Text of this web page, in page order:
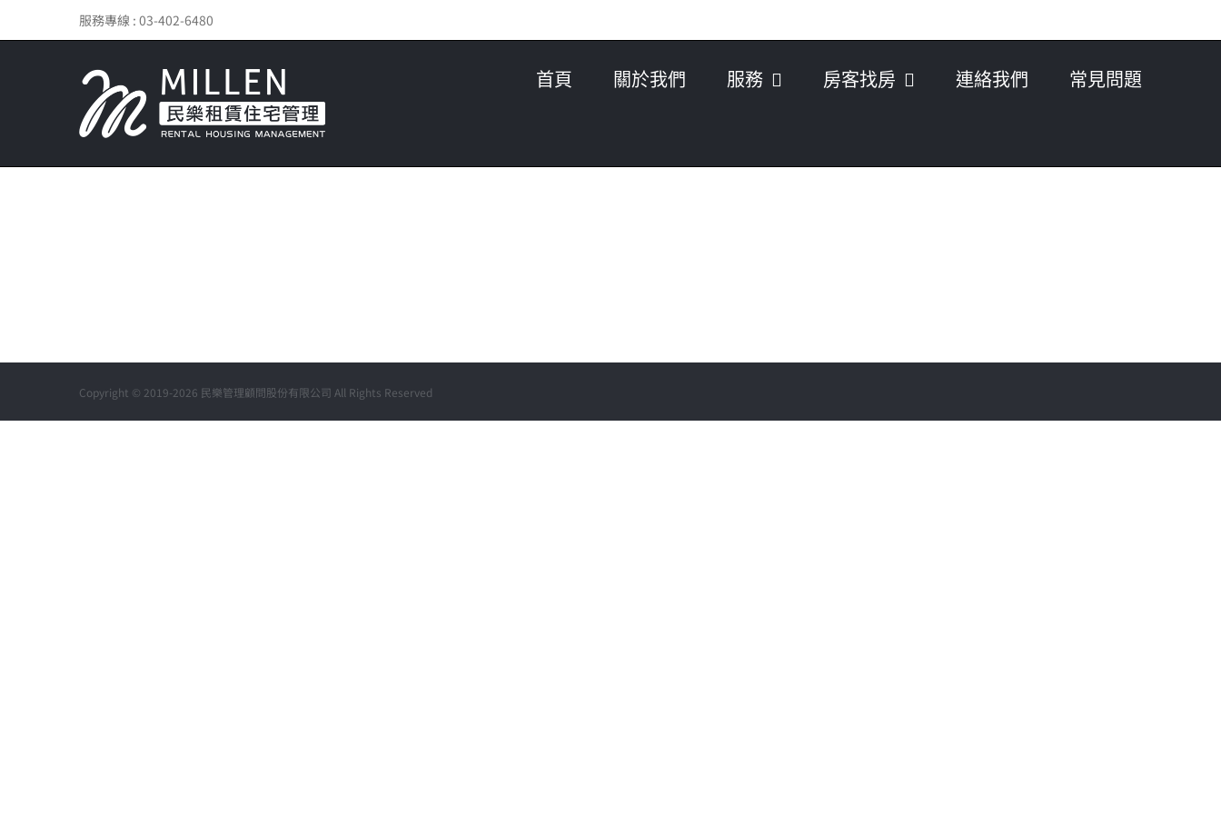
to
服務專線 : 03-402-6480
首頁 關於我們 服務 房客找房 連絡我們 常見問題
Copyright © 2019-2026 民樂管理顧問股份有限公司 All Rights Reserved